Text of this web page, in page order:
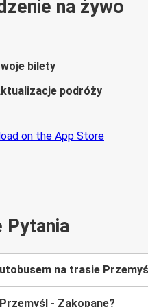
na żywo
bilety
podróży
Pytania
na trasie
- Zakopane?